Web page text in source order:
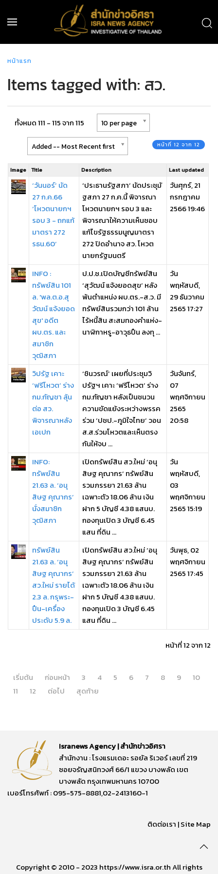
หน้าแรก
Items tagged with: สว.
ทั้งหมด 111 - 115 จาก 115 10 per page
Added -- Most Recent first หน้าที่ 12 จาก 12
Image Title Description Last updated
‘วันนอร์’ นัด
27 ก.ค.66
‘โหวตนายกฯ
รอบ 3 - ถกแก้
มาตรา 272
รธน.60’
‘ประธานรัฐสภา’ นัดประชุมั
ฐสภา 27 ก.ค.นี้ พิจารณา
โหวตนายกฯ รอบ 3 และ
พิจารณาให้ความเห็นชอบ
แก้ไขรัฐธรรมนูญมาตรา
272 ปิดอำนาจ สว. โหวต
นายกรัฐมนตรี
วันศุกร์, 21
กรกฎาคม
2566 19:46
INFO :
ทรัพย์สิน 101
ล. 'พล.ต.อ.สุ
วัฒน์ แจ้งยอด
สุข' อดีต
ผบ.ตร. และ
สมาชิก
วุฒิสภา
ป.ป.ช.เปิดบัญชีทรัพย์สิน
‘สุวัฒน์ แจ้งยอดสุข’ หลัง
พ้นตำแหน่ง ผบ.ตร.-ส.ว. มี
ทรัพย์สินรวมกว่า 101 ล้าน
ไร้หนี้สิน สะสมทองคำแห่ง-
นาฬิกาหรู-อาวุธปืน ลงทุ ...
วัน
พฤหัสบดี,
29 ธันวาคม
2565 17:27
วิปรัฐ เคาะ
‘ฟรีโหวต’ ร่าง
กม.กัญชา ลุ้น
ต่อ สว.
พิจารณาหลัง
เอเปก
‘ชินวรณ์’ เผยที่ประชุมวิ
ปรัฐฯ เคาะ ‘ฟรีโหวต’ ร่าง
กม.กัญชา หลังเป็นชนวน
ความขัดแย้งระหว่างพรรค
ร่วม ‘ปชป.-ภูมิใจไทย’ วอน
ส.ส.ร่วมโหวตและเห็นตรง
กันให้จบ ...
วันจันทร์,
07
พฤศจิกายน
2565
20:58
INFO:
ทรัพย์สิน
21.63 ล. ‘อนุ
สิษฐ คุณากร’
นั่งสมาชิก
วุฒิสภา
เปิดทรัพย์สิน สว.ใหม่ ‘อนุ
สิษฐ คุณากร’ ทรัพย์สิน
รวมภรรยา 21.63 ล้าน
เฉพาะตัว 18.06 ล้าน เงิน
ฝาก 5 บัญชี 4.38 แสนบ.
กองทุนเปิด 3 บัญชี 6.45
แสน ที่ดิน ...
วัน
พฤหัสบดี,
03
พฤศจิกายน
2565 15:19
ทรัพย์สิน
21.63 ล. ‘อนุ
สิษฐ คุณากร’
สว.ใหม่ รายได้
2.3 ล. กรุพระ-
ปืน-เครื่อง
ประดับ 5.9 ล.
เปิดทรัพย์สิน สว.ใหม่ ‘อนุ
สิษฐ คุณากร’ ทรัพย์สิน
รวมภรรยา 21.63 ล้าน
เฉพาะตัว 18.06 ล้าน เงิน
ฝาก 5 บัญชี 4.38 แสนบ.
กองทุนเปิด 3 บัญชี 6.45
แสน ที่ดิน ...
วันพุธ, 02
พฤศจิกายน
2565 17:45
หน้าที่ 12 จาก 12
เริ่มต้น ก่อนหน้า 3 4 5 6 7 8 9
10
11
12 ต่อไป สุดท้าย
Isranews Agency | สำนักข่าวอิศรา
สำนักงาน : โรงแรมเดอะ รอยัล ริเวอร์ เลขที่ 219
ซอยจรัญสนิทวงศ์ 66/1 แขวง บางพลัด เขต
บางพลัด กรุงเทพมหานคร 10700
เบอร์โทรศัพท์ : 095-575-8881,02-2413160-1
ติดต่อเรา |Site Map
Copyright © 2010 - 2023 https://www.isra.or.th All rights